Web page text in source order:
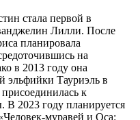
стала первой в
Лилли. После
планировала
на
в 2013 году она
эльфийки Тауриэль в
к
2023 году планируется
муравей и Оса: